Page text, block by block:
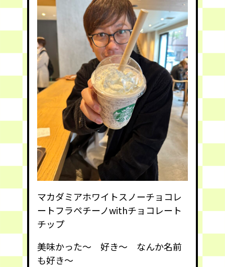
マカダミアホワイトスノーチョコレ
ートフラペチーノwithチョコレート
チップ
美味かった〜 好き〜 なんか名前
も好き〜